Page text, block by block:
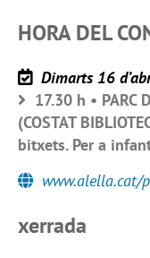
HORA DEL
Dimarts 16
17.30 h • PARC
(COSTAT
bitxets. Per a
www.alella.cat/
xerrada